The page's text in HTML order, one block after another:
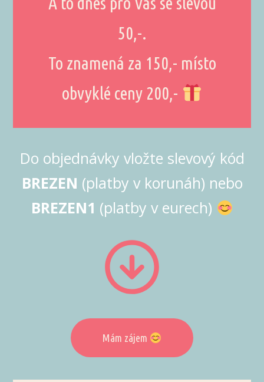
50,-.
To znamená za 150,- místo
obvyklé ceny 200,-
Do objednávky vložte slevový kód
BREZEN (platby v korunáh) nebo
BREZEN1 (platby v eurech)
Mám zájem